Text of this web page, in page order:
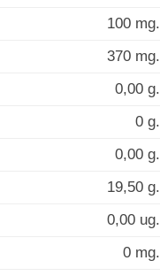
100 mg.
370 mg.
0,00 g.
0 g.
0,00 g.
19,50 g.
0,00 ug.
0 mg.